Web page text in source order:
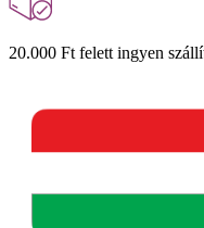
20.000 Ft felett ingyen